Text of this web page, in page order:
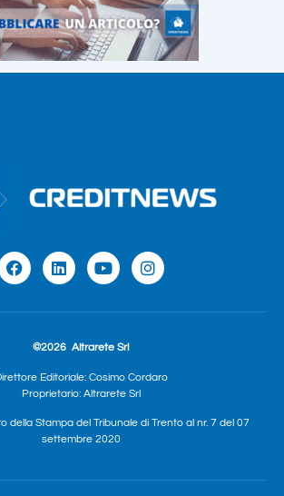
©2026 Altrarete Srl
Editoriale: Cosimo Cordaro
Proprietario: Altrarete Srl
della Stampa del Tribunale di Trento al nr. 7 del 07
settembre 2020